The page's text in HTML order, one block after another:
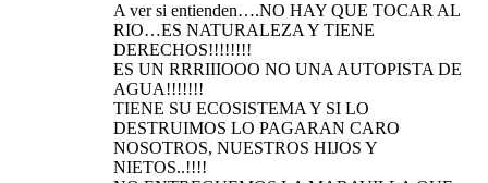
A ver si entienden….NO HAY QUE TOCAR AL
RIO…ES NATURALEZA Y TIENE
DERECHOS!!!!!!!!
ES UN RRRIIIOOO NO UNA AUTOPISTA DE
AGUA!!!!!!!
TIENE SU ECOSISTEMA Y SI LO
DESTRUIMOS LO PAGARAN CARO
NOSOTROS, NUESTROS HIJOS Y
NIETOS..!!!!